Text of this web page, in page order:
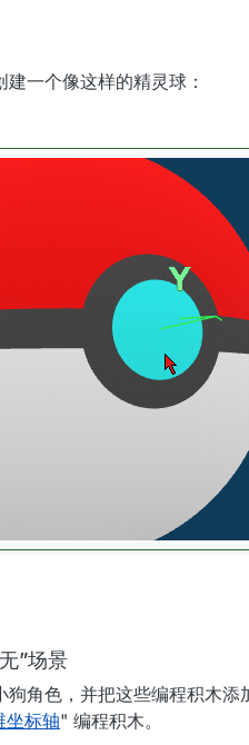
一个像这样的精灵球：
”场景
角色，并把这些编程积木添
坐标轴" 编程积木。